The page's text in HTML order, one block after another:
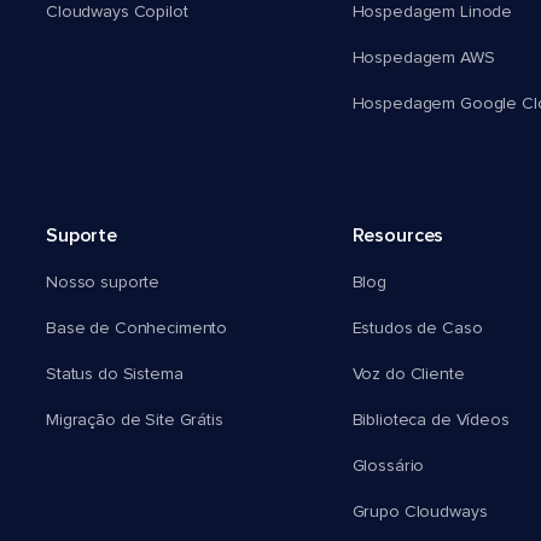
Cloudways Copilot Hospedagem Linode
Hospedagem AWS
Hospedagem Google
Suporte
Nosso suporte
Base de Conhecimento
Status do Sistema
Migração de Site Grátis
Resources
Blog
Estudos de Caso
Voz do Cliente
Biblioteca de Vídeos
Glossário
Grupo Cloudways